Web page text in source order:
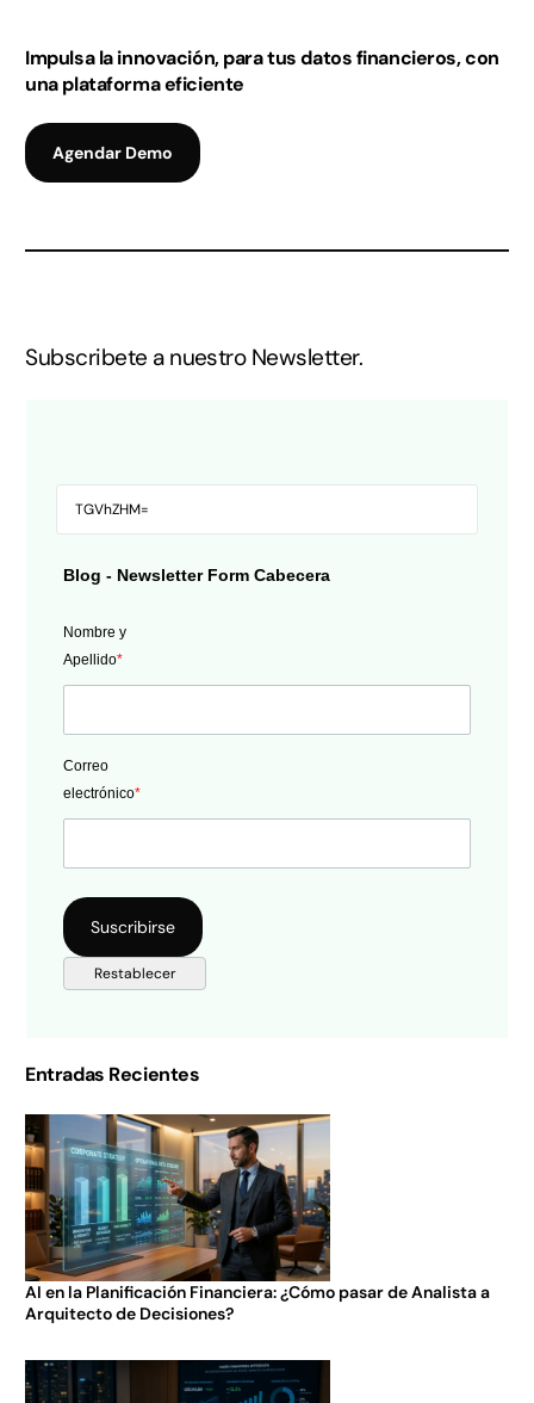
Impulsa la innovación, para tus datos financieros, con
una plataforma eficiente
Agendar Demo
Subscribete a nuestro Newsletter.
Blog - Newsletter Form Cabecera
Nombre y
Apellido*
Correo
electrónico*
Entradas Recientes
AI en la Planificación Financiera: ¿Cómo pasar de Analista a
Arquitecto de Decisiones?